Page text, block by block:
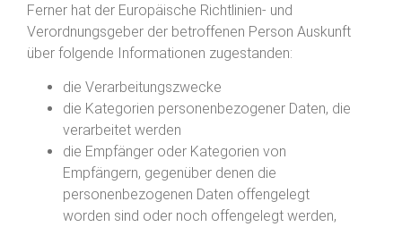
Ferner hat der Europäische Richtlinien- und
Verordnungsgeber der betroffenen Person Auskunft
über folgende Informationen zugestanden:
die Verarbeitungszwecke
die Kategorien personenbezogener Daten, die
verarbeitet werden
die Empfänger oder Kategorien von
Empfängern, gegenüber denen die
personenbezogenen Daten offengelegt
worden sind oder noch offengelegt werden,